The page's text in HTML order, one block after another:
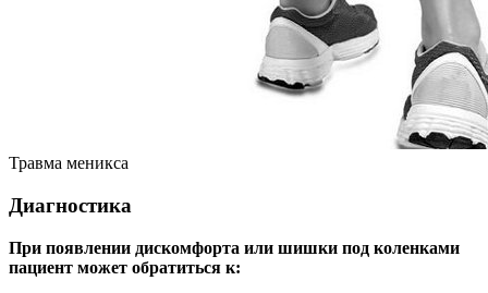
Травма меникса
Диагностика
При появлении дискомфорта или шишки под коленками
пациент может обратиться к: